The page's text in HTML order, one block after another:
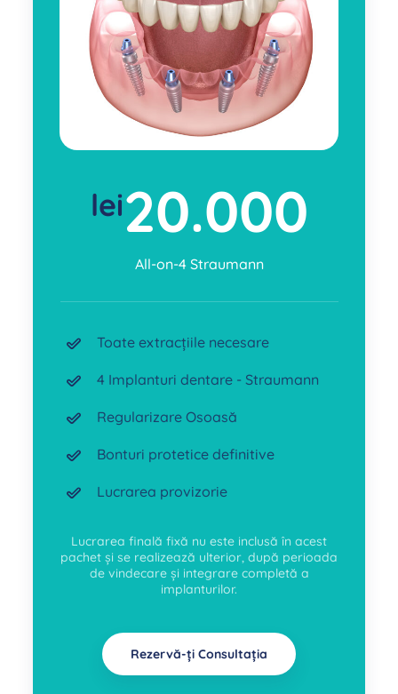
lei20.000
All-on-4 Straumann
Toate extracțiile necesare
4 Implanturi dentare - Straumann
Regularizare Osoasă
Bonturi protetice definitive
Lucrarea provizorie
Lucrarea finală fixă nu este inclusă în acest
pachet și se realizează ulterior, după perioada
de vindecare și integrare completă a
implanturilor.
Rezervă-ți Consultația